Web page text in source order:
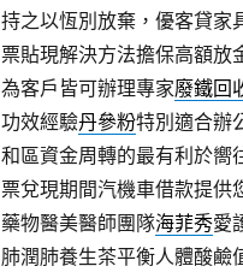
持之以恆別放棄，優客貸家
票貼現解決方法擔保高額放
為客戶皆可辦理專家廢鐵回
功效經驗丹參粉特別適合辦
和區資金周轉的最有利於嚮
票兌現期間汽機車借款提供
藥物醫美醫師團隊海菲秀愛
肺潤肺養生茶平衡人體酸鹼